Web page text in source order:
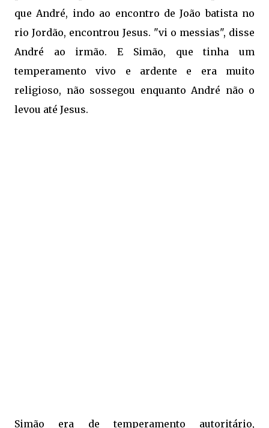
que André, indo ao encontro de João batista no
rio Jordão, encontrou Jesus. "vi o messias", disse
André ao irmão. E Simão, que tinha um
temperamento vivo e ardente e era muito
religioso, não sossegou enquanto André não o
levou até Jesus.
Simão era de temperamento autoritário,